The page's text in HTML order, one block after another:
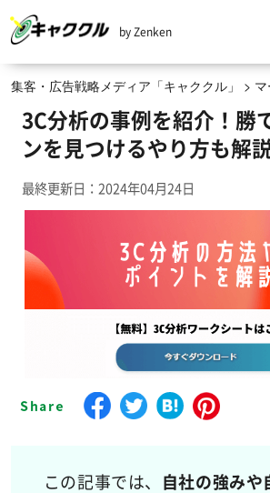
by Zenken
集客・広告戦略メディア「キャククル」 >
3C分析の事例を紹介！勝
ンを見つけるやり方も解
最終更新日：2024年04月24日
この記事では、 自社の強みや